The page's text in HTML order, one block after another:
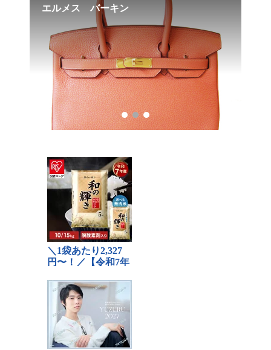
エルメス バーキン